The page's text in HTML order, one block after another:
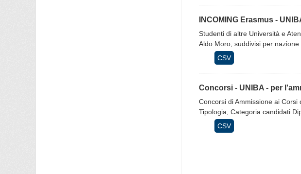
INCOMING Erasmus -
Studenti di altre Università e
Aldo Moro, suddivisi per nazione
CSV
Concorsi - UNIBA - per
Concorsi di Ammissione ai
Tipologia, Categoria candidati
CSV